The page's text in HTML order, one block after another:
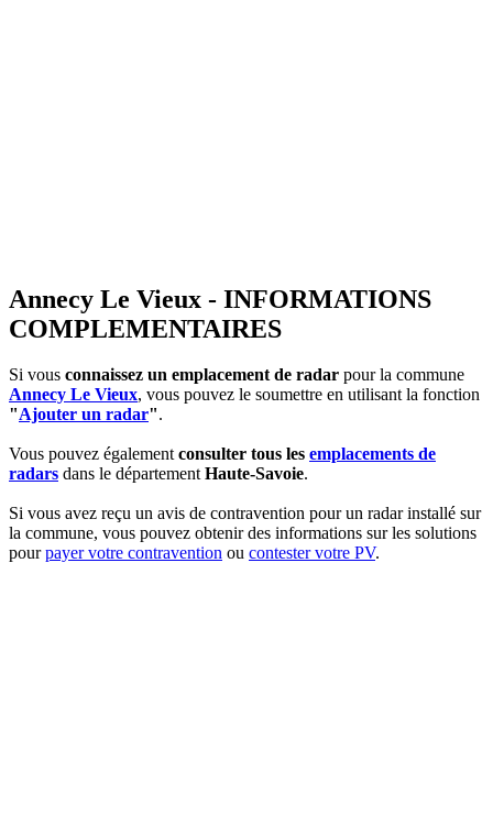
Annecy Le Vieux - INFORMATIONS
COMPLEMENTAIRES
Si vous connaissez un emplacement de radar pour la commune
Annecy Le Vieux, vous pouvez le soumettre en utilisant la fonction
"Ajouter un radar".
Vous pouvez égalementconsulter tous les emplacements de
radars dans le départementHaute-Savoie.
Si vous avez reçu un avis de contravention pour un radar installé sur
la commune, vous pouvez obtenir des informations sur les solutions
pourpayer votre contravention ou contester votre PV.